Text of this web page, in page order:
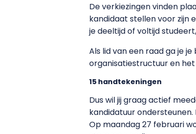
De verkiezingen vinden
kandidaat stellen voor zijn
je deeltijd of voltijd
Als lid van een raad ga je
organisatiestructuur en
15 handtekeningen
Dus wil jij graag actief
kandidatuur ondersteunen.
Op maandag 27 februari